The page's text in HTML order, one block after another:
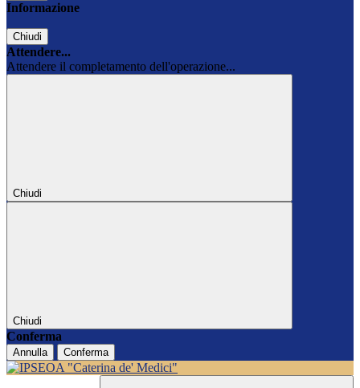
Informazione
Chiudi
Attendere...
Attendere il completamento dell'operazione...
Chiudi
Chiudi
Conferma
Annulla Conferma